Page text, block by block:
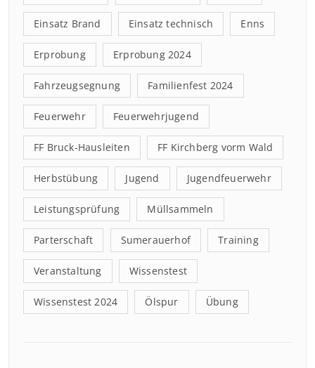
Einsatz Brand Einsatz technisch Enns
Erprobung Erprobung 2024
Fahrzeugsegnung Familienfest 2024
Feuerwehr Feuerwehrjugend
FF Bruck-Hausleiten FF Kirchberg vorm Wald
Herbstübung Jugend Jugendfeuerwehr
Leistungsprüfung Müllsammeln
Parterschaft Sumerauerhof Training
Veranstaltung Wissenstest
Wissenstest 2024 Ölspur Übung